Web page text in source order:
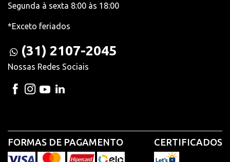
Segunda à sexta 8:00 às 18:00
*Exceto feriados
(31) 2107-2045
Nossas Redes Sociais
FORMAS DE PAGAMENTO CERTIFICADOS